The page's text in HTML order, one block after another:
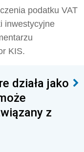
podatku VAT
inwestycyjne
KIS.
działa jako
z